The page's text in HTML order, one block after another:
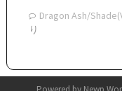
Dragon Ash/
り